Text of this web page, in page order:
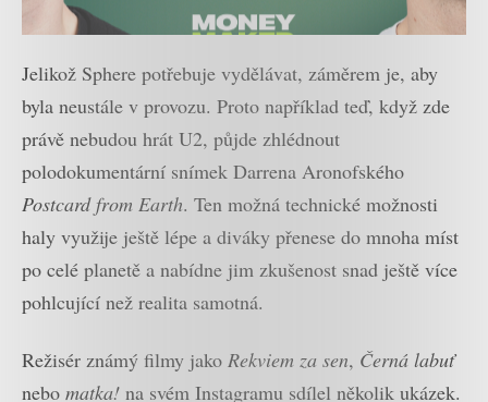
Jelikož Sphere potřebuje vydělávat, záměrem je, aby
byla neustále v provozu. Proto například teď, když zde
právě nebudou hrát U2, půjde zhlédnout
polodokumentární snímek Darrena Aronofského
Postcard from Earth. Ten možná technické možnosti
haly využije ještě lépe a diváky přenese do mnoha míst
po celé planetě a nabídne jim zkušenost snad ještě více
pohlcující než realita samotná.
Režisér známý filmy jako Rekviem za sen, Černá labuť
nebo matka! na svém Instagramu sdílel několik ukázek.